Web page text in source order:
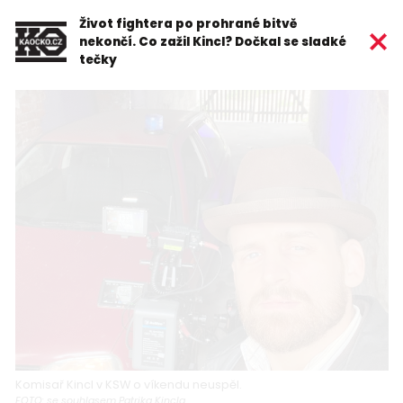
Život fightera po prohrané bitvě
nekončí. Co zažil Kincl? Dočkal se sladké
tečky